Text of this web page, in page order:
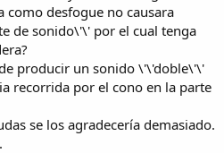
como desfogue no causara
de sonido\'\' por el cual tenga
producir un sonido \'\'doble\'\'
recorrida por el cono en la parte
se los agradecería demasiado.